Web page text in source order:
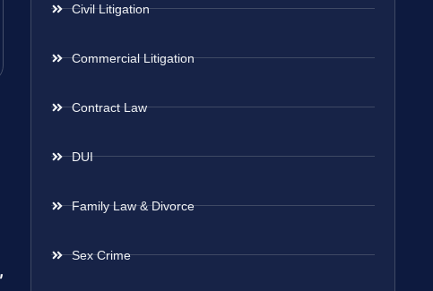
Civil Litigation
Commercial Litigation
Contract Law
DUI
Family Law & Divorce
Sex Crime